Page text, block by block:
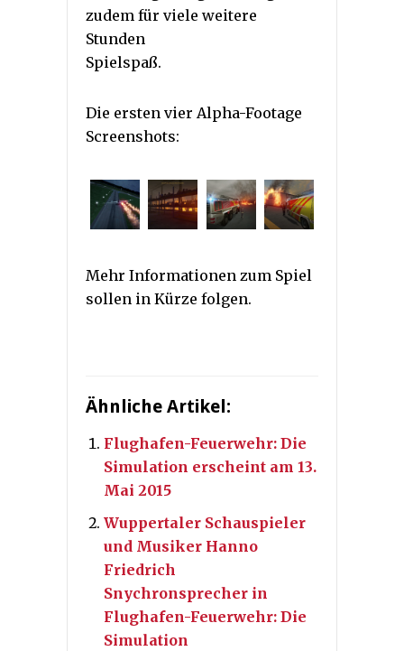
zudem für viele weitere
Stunden
Spielspaß.
Die ersten vier Alpha-Footage
Screenshots:
Mehr Informationen zum Spiel
sollen in Kürze folgen.
Ähnliche Artikel:
Flughafen-Feuerwehr: Die
Simulation erscheint am 13.
Mai 2015
Wuppertaler Schauspieler
und Musiker Hanno
Friedrich
Snychronsprecher in
Flughafen-Feuerwehr: Die
Simulation